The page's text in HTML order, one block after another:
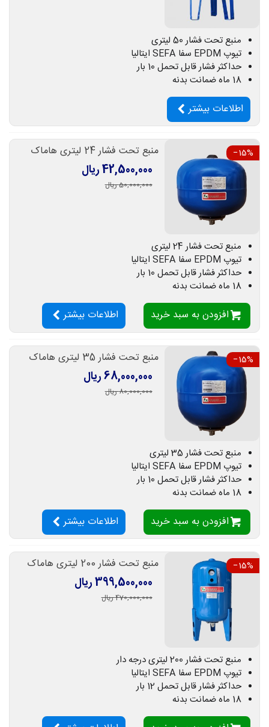
منبع تحت فشار 50 لیتری
تیوپ EPDM سفا SEFA ایتالیا
حداکثر فشار قابل تحمل 10 بار
18 ماه ضمانت بدنه
اطلاعات بیشتر
‎−15% منبع تحت فشار 24 لیتری هاماک
42,500,000 ریال
50,000,000 ریال
منبع تحت فشار 24 لیتری
تیوپ EPDM سفا SEFA ایتالیا
حداکثر فشار قابل تحمل 10 بار
18 ماه ضمانت بدنه
افزودن به سبد خرید اطلاعات بیشتر
‎−15% منبع تحت فشار 35 لیتری هاماک
68,000,000 ریال
80,000,000 ریال
منبع تحت فشار 35 لیتری
تیوپ EPDM سفا SEFA ایتالیا
حداکثر فشار قابل تحمل 10 بار
18 ماه ضمانت بدنه
افزودن به سبد خرید اطلاعات بیشتر
‎−15% منبع تحت فشار 200 لیتری هاماک
399,500,000 ریال
470,000,000 ریال
منبع تحت فشار 200 لیتری درجه دار
تیوپ EPDM سفا SEFA ایتالیا
حداکثر فشار قابل تحمل 12 بار
18 ماه ضمانت بدنه